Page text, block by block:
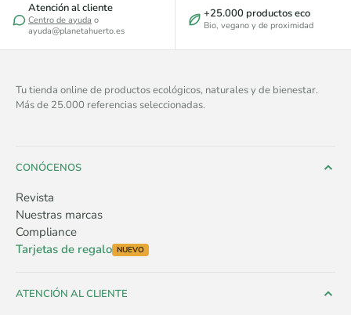
Atención al cliente
Centro de ayuda o
ayuda@planetahuerto.es
+25.000 productos eco
Bio, vegano y de proximidad
Tu tienda online de productos ecológicos, naturales y de bienestar.
Más de 25.000 referencias seleccionadas.
CONÓCENOS
Revista
Nuestras marcas
Compliance
Tarjetas de regalo NUEVO
ATENCIÓN AL CLIENTE